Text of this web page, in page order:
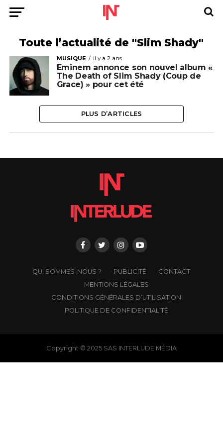
Toute l’actualité de "Slim Shady"
MUSIQUE il y a 2 ans
Eminem annonce son nouvel album «
The Death of Slim Shady (Coup de
Grace) » pour cet été
PLUS D’ARTICLES
QUI SOMMES-NOUS ? PUBLICITÉ
CONTACT
MENTIONS LÉGALES
CONDITIONS GÉNÉRALES D’UTILISATION
POLITIQUE DE CONFIDENTIALITÉ
Copyright © 2025 SAS INTERLUDE MÉDIA